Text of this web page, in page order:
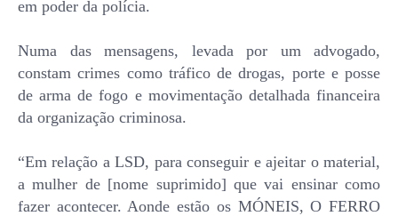
em poder da polícia.
Numa das mensagens, levada por um advogado,
constam crimes como tráfico de drogas, porte e posse
de arma de fogo e movimentação detalhada financeira
da organização criminosa.
“Em relação a LSD, para conseguir e ajeitar o material,
a mulher de [nome suprimido] que vai ensinar como
fazer acontecer. Aonde estão os MÓNEIS, O FERRO